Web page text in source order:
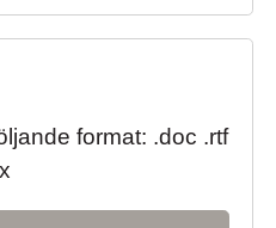
format: .doc .rtf